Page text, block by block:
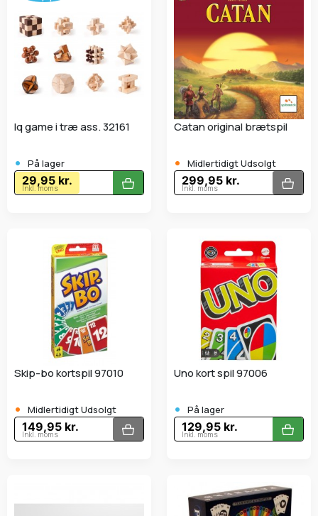
Iq game i træ ass. 32161
• På lager
29,95 kr.
Inkl. moms
Catan original brætspil
• Midlertidigt Udsolgt
299,95 kr.
Inkl. moms
Skip-bo kortspil 97010
• Midlertidigt Udsolgt
149,95 kr.
Inkl. moms
Uno kort spil 97006
• På lager
129,95 kr.
Inkl. moms